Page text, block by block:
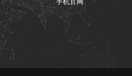
手机官网